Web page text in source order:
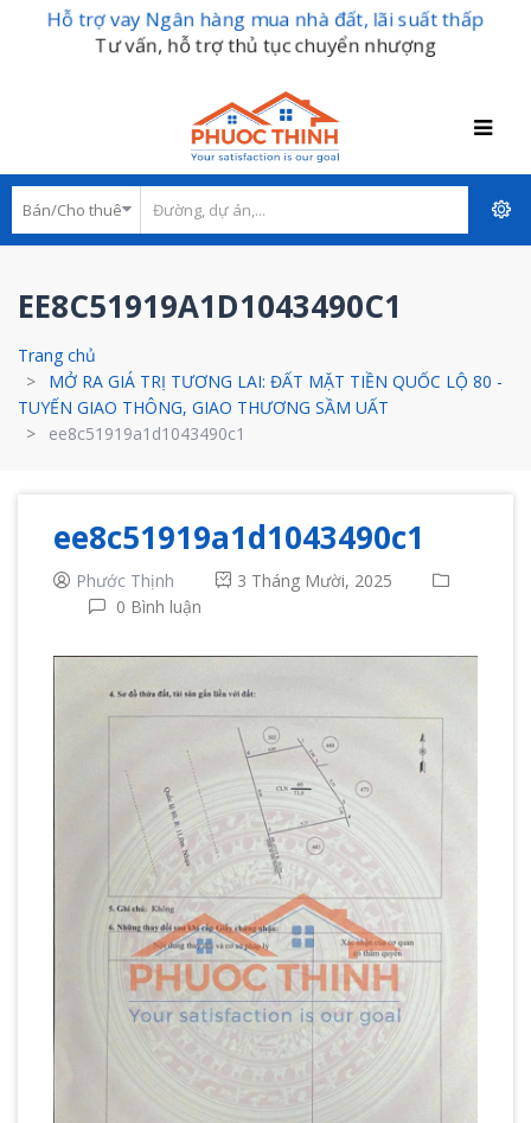
Hỗ trợ vay Ngân hàng mua nhà đất, lãi suất thấp
Tư vấn, hỗ trợ thủ tục chuyển nhượng
EE8C51919A1D1043490C1
Trang chủ
MỞ RA GIÁ TRỊ TƯƠNG LAI: ĐẤT MẶT TIỀN QUỐC LỘ 80 -
TUYẾN GIAO THÔNG, GIAO THƯƠNG SẦM UẤT
ee8c51919a1d1043490c1
ee8c51919a1d1043490c1
Phước Thịnh
3 Tháng Mười, 2025
0 Bình luận